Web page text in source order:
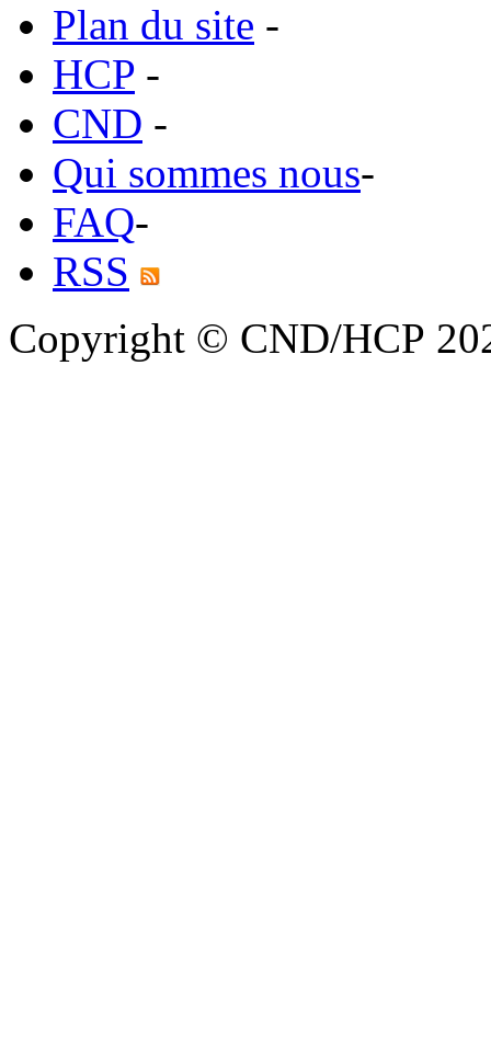
Plan du site -
HCP -
CND -
Qui sommes nous-
FAQ-
RSS
Copyright © CND/HCP